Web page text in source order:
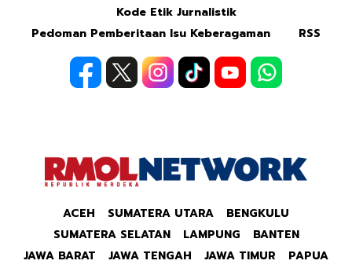
Kode Etik Jurnalistik
Pedoman Pemberitaan Isu Keberagaman
RSS
ACEH SUMATERA UTARA
BENGKULU
SUMATERA SELATAN
LAMPUNG
BANTEN
JAWA BARAT
JAWA TENGAH JAWA TIMUR PAPUA